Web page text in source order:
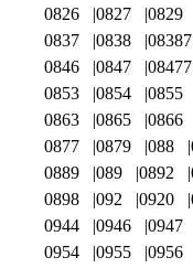
0826
0827 0829
0837
0838 08387
0846
0847 08477
0853
0854 0855
0863
0865 0866
0877
0879 088
0889
089 0892
0898
092 0920
0944
0946 0947
0954
0955 0956